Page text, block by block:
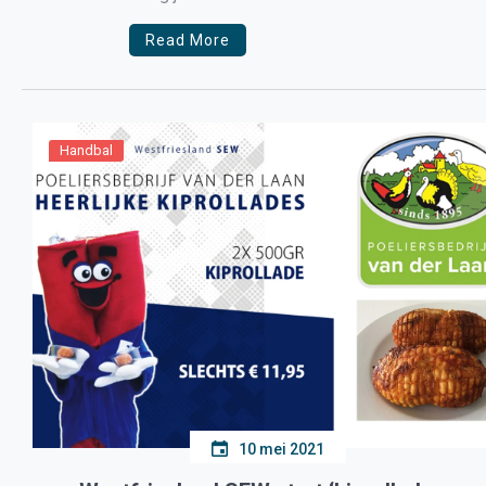
Haze VZV met 23-19. […]
Read More
Handbal
10 mei 2021